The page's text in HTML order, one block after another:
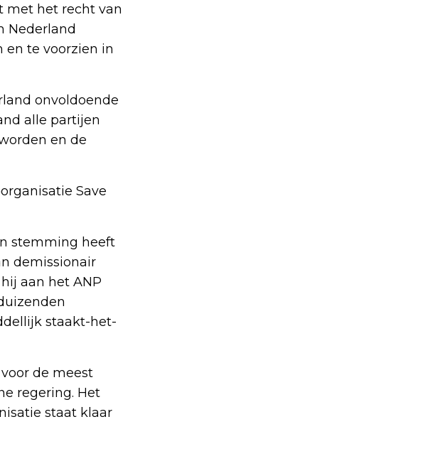
met het recht van
Nederland
te voorzien in
onvoldoende
alle partijen
en de
Save
stemming heeft
demissionair
aan het ANP
staakt-het-
de meest
regering. Het
staat klaar